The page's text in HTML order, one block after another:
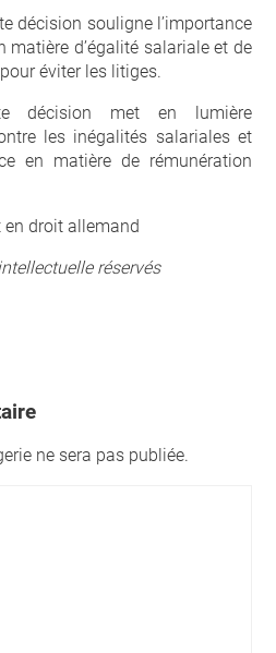
décision souligne l’importance
matière d’égalité salariale et de
éviter les litiges.
décision met en lumière
les inégalités salariales et
en matière de rémunération
en droit allemand
réservés
ne sera pas publiée.